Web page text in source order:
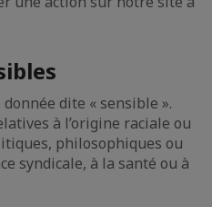
dite « sensible ».
à l’origine raciale ou
philosophiques ou
syndicale, à la santé ou à